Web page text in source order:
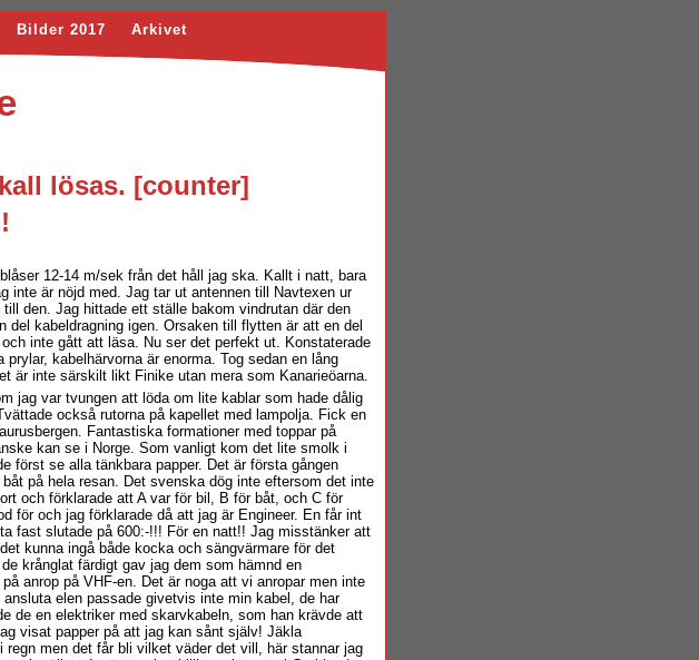
Bilder 2017 Arkivet
lösas. [counter]
12-14 m/sek från det håll jag ska. Kallt i natt, bara
inte är nöjd med. Jag tar ut antennen till Navtexen ur
den. Jag hittade ett ställe bakom vindrutan där den
del kabeldragning igen. Orsaken till flytten är att en del
inte gått att läsa. Nu ser det perfekt ut. Konstaterade
kabelhärvorna är enorma. Tog sedan en lång
är inte särskilt likt Finike utan mera som Kanarieöarna.
jag var tvungen att löda om lite kablar som hade dålig
också rutorna på kapellet med lampolja. Fick en
Fantastiska formationer med toppar på
kan se i Norge. Som vanligt kom det lite smolk i
först se alla tänkbara papper. Det är första gången
på hela resan. Det svenska dög inte eftersom det inte
och förklarade att A var för bil, B för båt, och C för
för och jag förklarade då att jag är Engineer. En får int
fast slutade på 600:-!!! För en natt!! Jag misstänker att
kunna ingå både kocka och sängvärmare för det
krånglat färdigt gav jag dem som hämnd en
anrop på VHF-en. Det är noga att vi anropar men inte
elen passade givetvis inte min kabel, de har
de en elektriker med skarvkabeln, som han krävde att
visat papper på att jag kan sånt själv! Jäkla
regn men det får bli vilket väder det vill, här stannar jag